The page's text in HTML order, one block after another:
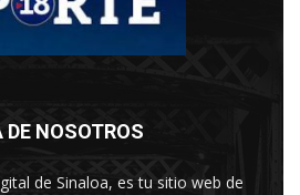
DE NOSOTROS
de Sinaloa, es tu sitio web de